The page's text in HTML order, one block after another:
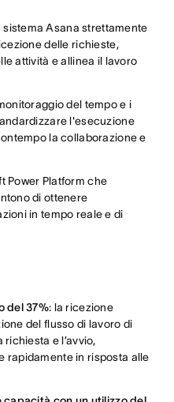
Asana strettamente
delle richieste,
attività e allinea il lavoro
del tempo e i
l'esecuzione
la collaborazione e
Power Platform che
di ottenere
in tempo reale e di
del 37%: la ricezione
del flusso di lavoro di
e l’avvio,
rapidamente in risposta alle